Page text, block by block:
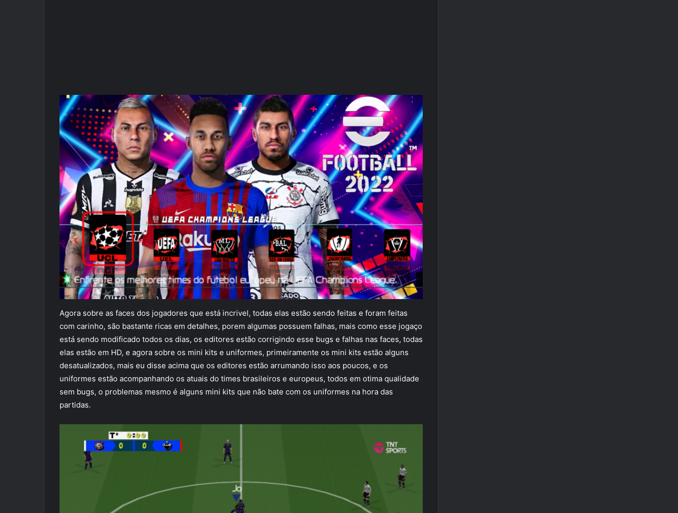
Agora sobre as faces dos jogadores que está incrivel, todas elas estão sendo feitas e foram feitas
com carinho, são bastante ricas em detalhes, porem algumas possuem falhas, mais como esse jogaço
está sendo modificado todos os dias, os editores estão corrigindo esse bugs e falhas nas faces, todas
elas estão em HD, e agora sobre os mini kits e uniformes, primeiramente os mini kits estão alguns
desatualizados, mais eu disse acima que os editores estão arrumando isso aos poucos, e os
uniformes estão acompanhando os atuais do times brasileiros e europeus, todos em otima qualidade
sem bugs, o problemas mesmo é alguns mini kits que não bate com os uniformes na hora das
partidas.